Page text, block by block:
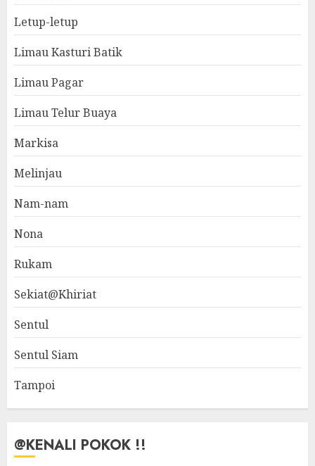
Letup-letup
Limau Kasturi Batik
Limau Pagar
Limau Telur Buaya
Markisa
Melinjau
Nam-nam
Nona
Rukam
Sekiat@Khiriat
Sentul
Sentul Siam
Tampoi
@KENALI POKOK !!